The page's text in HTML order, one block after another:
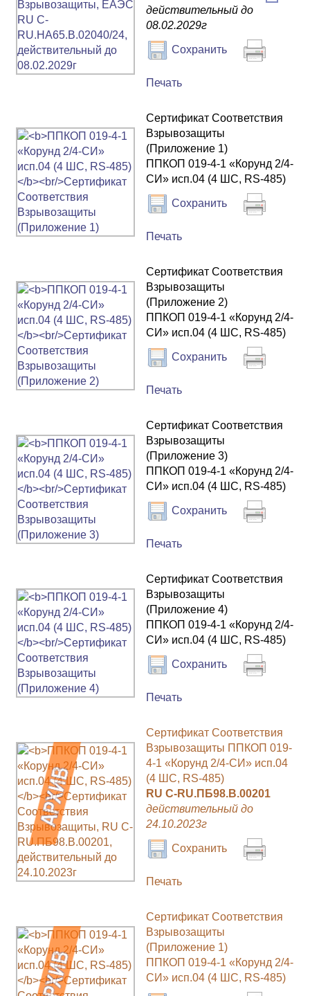
действительный до
08.02.2029г
Сохранить
Печать
Сертификат Соответствия
Взрывозащиты
(Приложение 1)
ППКОП 019-4-1 «Корунд 2/4-
СИ» исп.04 (4 ШС, RS-485)
Сохранить
Печать
Сертификат Соответствия
Взрывозащиты
(Приложение 2)
ППКОП 019-4-1 «Корунд 2/4-
СИ» исп.04 (4 ШС, RS-485)
Сохранить
Печать
Сертификат Соответствия
Взрывозащиты
(Приложение 3)
ППКОП 019-4-1 «Корунд 2/4-
СИ» исп.04 (4 ШС, RS-485)
Сохранить
Печать
Сертификат Соответствия
Взрывозащиты
(Приложение 4)
ППКОП 019-4-1 «Корунд 2/4-
СИ» исп.04 (4 ШС, RS-485)
Сохранить
Печать
Сертификат Соответствия
Взрывозащиты ППКОП 019-
4-1 «Корунд 2/4-СИ» исп.04
(4 ШС, RS-485)
RU C-RU.ПБ98.В.00201
действительный до
24.10.2023г
Сохранить
Печать
Сертификат Соответствия
Взрывозащиты
(Приложение 1)
ППКОП 019-4-1 «Корунд 2/4-
СИ» исп.04 (4 ШС, RS-485)